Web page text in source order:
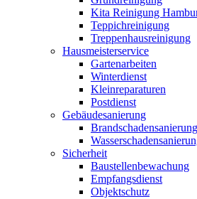
Kita Reinigung
Teppichreinigung
Treppenhausreinigung
Hausmeisterservice
Gartenarbeiten
Winterdienst
Kleinreparaturen
Postdienst
Gebäudesanierung
Brandschadensanierung
Sicherheit
Baustellenbewachung
Empfangsdienst
Objektschutz